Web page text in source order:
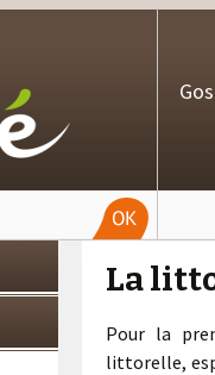
La
Pour la
littorelle,